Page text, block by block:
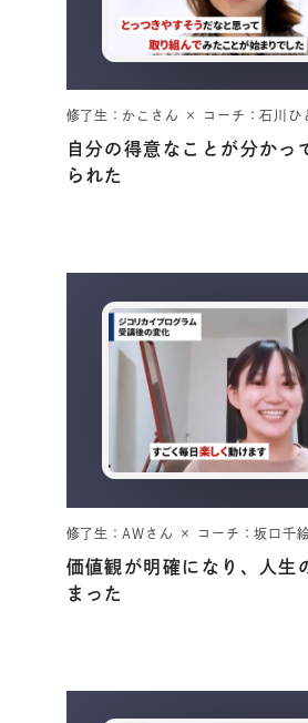
修了生：かこさん × コーチ：石川ひ
自分の得意なことが分かっ
られた
修了生：AWさん × コーチ：坂口千
価値観が明確になり、人生
まった